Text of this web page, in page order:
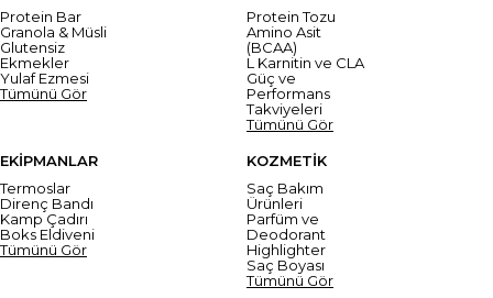
Protein Bar
Granola & Müsli
Glutensiz
Ekmekler
Yulaf Ezmesi
Tümünü Gör
Protein Tozu
Amino Asit
(BCAA)
L Karnitin ve CLA
Güç ve
Performans
Takviyeleri
Tümünü Gör
EKİPMANLAR
Termoslar
Direnç Bandı
Kamp Çadırı
Boks Eldiveni
Tümünü Gör
KOZMETİK
Saç Bakım
Ürünleri
Parfüm ve
Deodorant
Highlighter
Saç Boyası
Tümünü Gör